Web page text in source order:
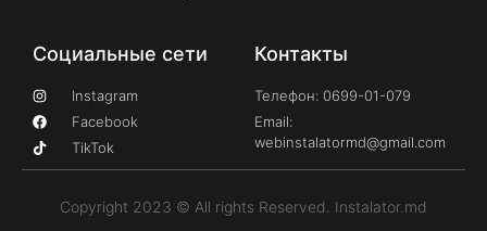
Социальные сети
Instagram
Facebook
TikTok
Контакты
Телефон: 0699-01-079
Email:
webinstalatormd@gmail.com
Copyright 2023 © All rights Reserved. Instalator.md